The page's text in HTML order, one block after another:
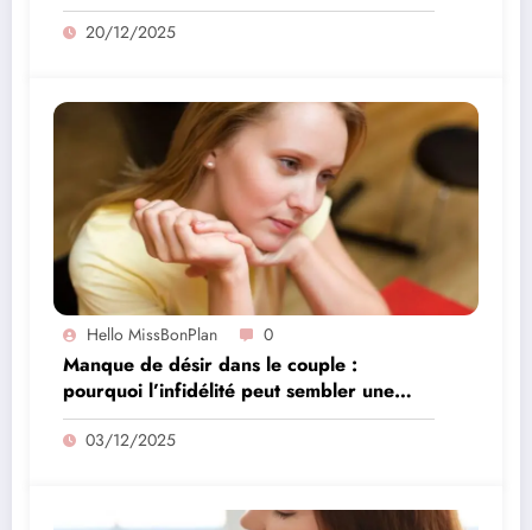
supprimer facilement)
20/12/2025
Hello MissBonPlan 0
Manque de désir dans le couple :
pourquoi l’infidélité peut sembler une
solution
03/12/2025